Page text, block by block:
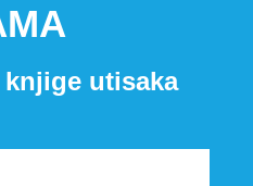
utisaka